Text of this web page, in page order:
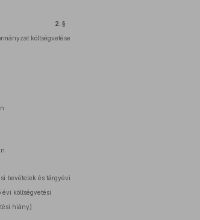
2. §
költségvetése
bevételek és tárgyévi
évi költségvetési
hiány)